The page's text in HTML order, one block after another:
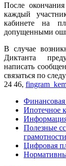
После
каждый
кабинете на
допущенными
В случае
Диктанта
написать
связаться по
24 46,
Финансовая
Ипотечное
Полезные
грамотности
Цифровая